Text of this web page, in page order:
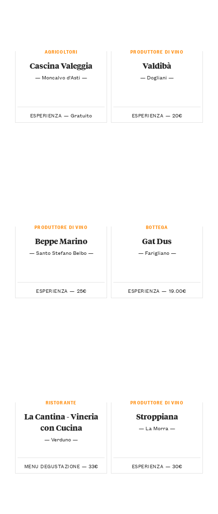
AGRICOLTORI
Cascina Valeggia
— Moncalvo d'Asti —
ESPERIENZA — Gratuito
PRODUTTORE DI VINO
Valdibà
— Dogliani —
ESPERIENZA — 20€
PRODUTTORE DI VINO
Beppe Marino
— Santo Stefano Belbo —
ESPERIENZA — 25€
BOTTEGA
Gat Dus
— Farigliano —
ESPERIENZA — 19.00€
RISTORANTE
La Cantina - Vineria
con Cucina
— Verduno —
MENU DEGUSTAZIONE — 33€
PRODUTTORE DI VINO
Stroppiana
— La Morra —
ESPERIENZA — 30€